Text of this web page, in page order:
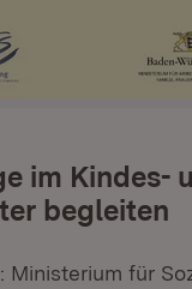
im Kindes-
begleiten
Ministerium für